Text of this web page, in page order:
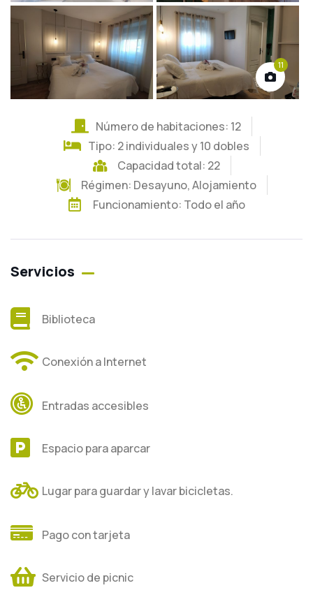
11
Número de habitaciones: 12
Tipo: 2 individuales y 10 dobles
Capacidad total: 22
Régimen: Desayuno,Alojamiento
Funcionamiento: Todo el año
Servicios
Biblioteca
Conexión a Internet
Entradas accesibles
Espacio para aparcar
Lugar para guardar y lavar bicicletas.
Pago con tarjeta
Servicio de picnic